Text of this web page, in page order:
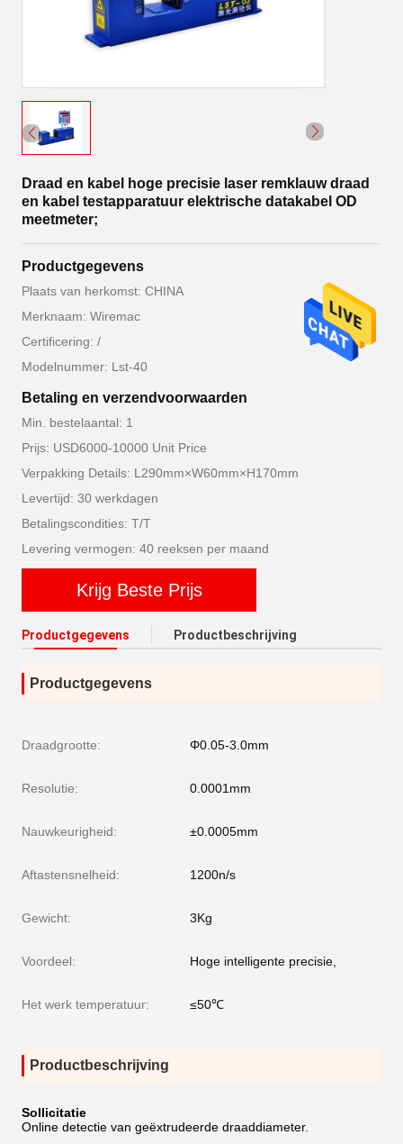
Draad en kabel hoge precisie laser remklauw draad
en kabel testapparatuur elektrische datakabel OD
meetmeter;
Productgegevens
Plaats van herkomst: CHINA
Merknaam: Wiremac
Certificering: /
Modelnummer: Lst-40
Betaling en verzendvoorwaarden
Min. bestelaantal: 1
Prijs: USD6000-10000 Unit Price
Verpakking Details: L290mm×W60mm×H170mm
Levertijd: 30 werkdagen
Betalingscondities: T/T
Levering vermogen: 40 reeksen per maand
Krijg Beste Prijs
Productgegevens Productbeschrijving
Productgegevens
Draadgrootte: Φ0.05-3.0mm
Resolutie: 0.0001mm
Nauwkeurigheid: ±0.0005mm
Aftastensnelheid: 1200n/s
Gewicht: 3Kg
Voordeel: Hoge intelligente precisie,
Het werk temperatuur: ≤50℃
Productbeschrijving
Sollicitatie
Online detectie van geëxtrudeerde draaddiameter.